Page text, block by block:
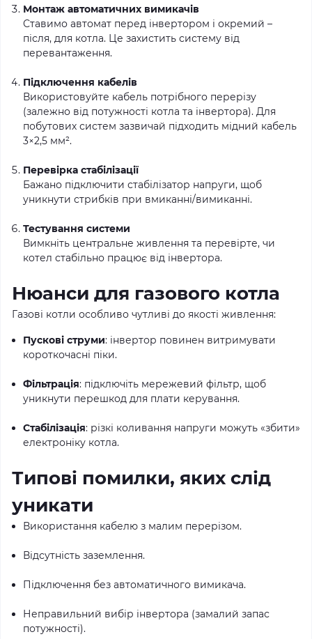
Монтаж автоматичних вимикачів
Ставимо автомат перед інвертором і окремий –
після, для котла. Це захистить систему від
перевантаження.
Підключення кабелів
Використовуйте кабель потрібного перерізу
(залежно від потужності котла та інвертора). Для
побутових систем зазвичай підходить мідний кабель
3×2,5 мм².
Перевірка стабілізації
Бажано підключити стабілізатор напруги, щоб
уникнути стрибків при вмиканні/вимиканні.
Тестування системи
Вимкніть центральне живлення та перевірте, чи
котел стабільно працює від інвертора.
Нюанси для газового котла
Газові котли особливо чутливі до якості живлення:
Пускові струми: інвертор повинен витримувати
короткочасні піки.
Фільтрація: підключіть мережевий фільтр, щоб
уникнути перешкод для плати керування.
Стабілізація: різкі коливання напруги можуть «збити»
електроніку котла.
Типові помилки, яких слід
уникати
Використання кабелю з малим перерізом.
Відсутність заземлення.
Підключення без автоматичного вимикача.
Неправильний вибір інвертора (замалий запас
потужності).